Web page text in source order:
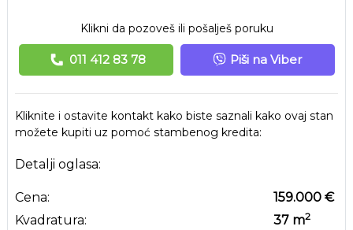
Klikni da pozoveš ili pošalješ poruku
011 412 83 78 Piši na Viber
Kliknite i ostavite kontakt kako biste saznali kako ovaj stan
možete kupiti uz pomoć stambenog kredita:
Detalji oglasa:
Cena:
Kvadratura:
159.000 €
37 m2